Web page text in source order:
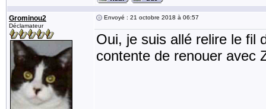
Grominou2
Déclamateur
Envoyé : 21 octobre 2018 à 06:57
Oui, je suis allé relire le fil
contente de renouer avec